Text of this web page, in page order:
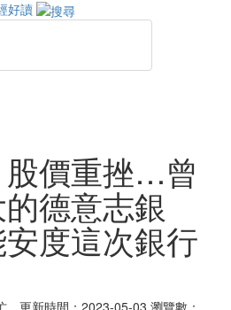
好讀
價重挫…曾
德意志銀
度這次銀行